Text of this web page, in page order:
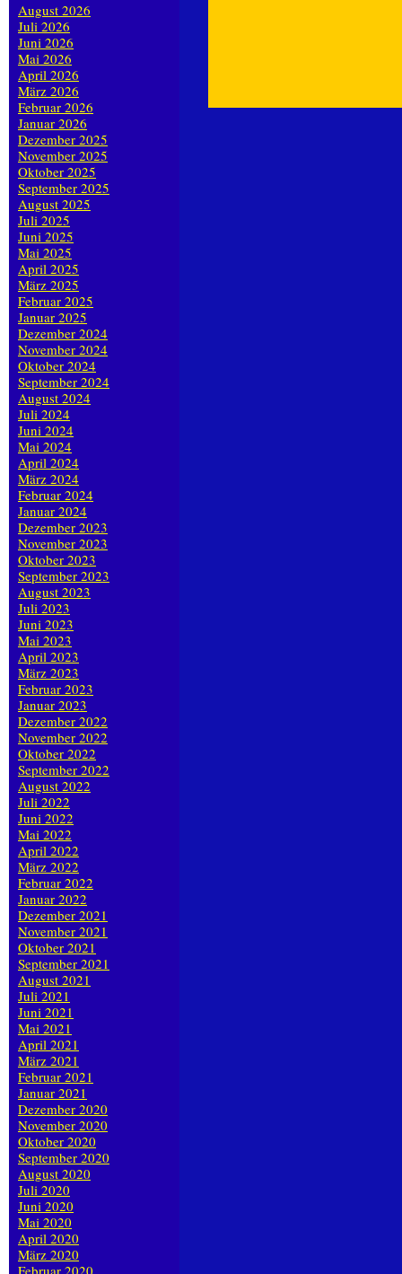
August 2026
Juli 2026
Juni 2026
Mai 2026
April 2026
März 2026
Februar 2026
Januar 2026
Dezember 2025
November 2025
Oktober 2025
September 2025
August 2025
Juli 2025
Juni 2025
Mai 2025
April 2025
März 2025
Februar 2025
Januar 2025
Dezember 2024
November 2024
Oktober 2024
September 2024
August 2024
Juli 2024
Juni 2024
Mai 2024
April 2024
März 2024
Februar 2024
Januar 2024
Dezember 2023
November 2023
Oktober 2023
September 2023
August 2023
Juli 2023
Juni 2023
Mai 2023
April 2023
März 2023
Februar 2023
Januar 2023
Dezember 2022
November 2022
Oktober 2022
September 2022
August 2022
Juli 2022
Juni 2022
Mai 2022
April 2022
März 2022
Februar 2022
Januar 2022
Dezember 2021
November 2021
Oktober 2021
September 2021
August 2021
Juli 2021
Juni 2021
Mai 2021
April 2021
März 2021
Februar 2021
Januar 2021
Dezember 2020
November 2020
Oktober 2020
September 2020
August 2020
Juli 2020
Juni 2020
Mai 2020
April 2020
März 2020
Februar 2020